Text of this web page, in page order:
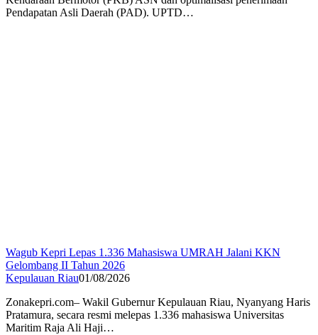
Pendapatan Asli Daerah (PAD). UPTD…
Wagub Kepri Lepas 1.336 Mahasiswa UMRAH Jalani KKN
Gelombang II Tahun 2026
Kepulauan Riau01/08/2026
Zonakepri.com– Wakil Gubernur Kepulauan Riau, Nyanyang Haris
Pratamura, secara resmi melepas 1.336 mahasiswa Universitas
Maritim Raja Ali Haji…